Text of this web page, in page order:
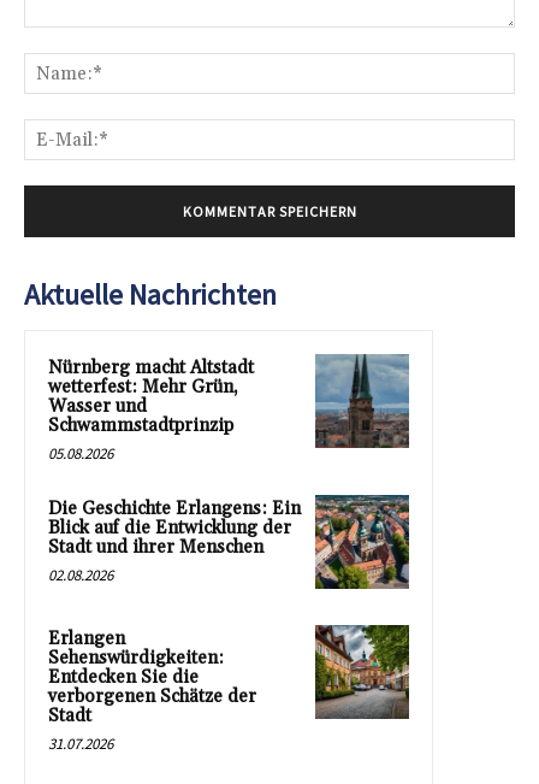
Aktuelle Nachrichten
Nürnberg macht Altstadt
wetterfest: Mehr Grün,
Wasser und
Schwammstadtprinzip
05.08.2026
Die Geschichte Erlangens: Ein
Blick auf die Entwicklung der
Stadt und ihrer Menschen
02.08.2026
Erlangen
Sehenswürdigkeiten:
Entdecken Sie die
verborgenen Schätze der
Stadt
31.07.2026